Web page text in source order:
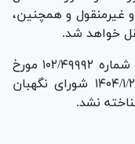
غیرمنقول و همچنین،
خواهد شد.
مفاد این اساسنامه به موجب نامه‌های شماره ۱۰۲/۴۹۹۹۲ مورخ
۱۴۰۳/۵/۶ و شماره ۱۰۲/۴۵۷۷۹ مورخ ۱۴۰۴/۱/۲۵ شورای نگهبان
نشد.